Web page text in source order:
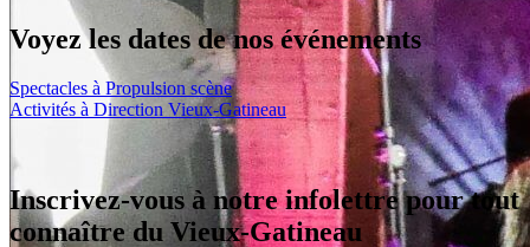
Voyez les dates de nos événements
Spectacles à Propulsion scène
Activités à Direction Vieux-Gatineau
Inscrivez-vous à notre infolettre pour tout
connaître du Vieux-Gatineau